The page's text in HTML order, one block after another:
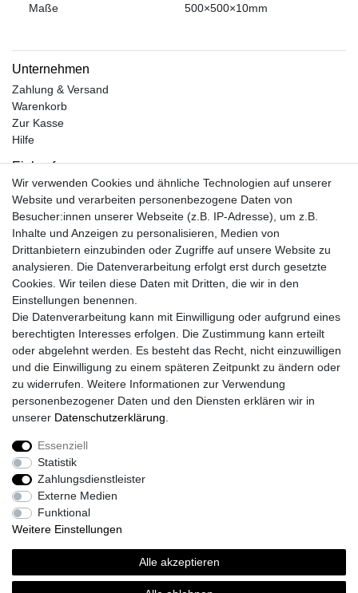
Maße 500×500×10mm
Unternehmen
Zahlung & Versand
Warenkorb
Zur Kasse
Hilfe
Einkaufen
Kontakt
Unsere Öffnungszeiten
Facebook
Instagram
Mein Konto
Registrieren
Login
Unsere Shop´s
Fliesenmarkt Ochtrup
Fliesenmarkt Borken
Fliesenmarkt Bocholt
Widerrufs­recht
Daten­schutz­erklärung
Wir verwenden Cookies und ähnliche Technologien auf unserer
Website und verarbeiten personenbezogene Daten von
Besucher:innen unserer Webseite (z.B. IP-Adresse), um z.B.
Inhalte und Anzeigen zu personalisieren, Medien von
Drittanbietern einzubinden oder Zugriffe auf unsere Website zu
analysieren. Die Datenverarbeitung erfolgt erst durch gesetzte
Cookies. Wir teilen diese Daten mit Dritten, die wir in den
Einstellungen benennen.
Die Datenverarbeitung kann mit Einwilligung oder aufgrund eines
berechtigten Interesses erfolgen. Die Zustimmung kann erteilt
oder abgelehnt werden. Es besteht das Recht, nicht einzuwilligen
und die Einwilligung zu einem späteren Zeitpunkt zu ändern oder
zu widerrufen. Weitere Informationen zur Verwendung
personenbezogener Daten und den Diensten erklären wir in
unserer Daten­schutz­erklärung
Essenziell
Statistik
Zahlungsdienstleister
Externe Medien
Funktional
Weitere Einstellungen
Alle akzeptieren
© Copyright 2026 | Alle Rechte vorbehalten.